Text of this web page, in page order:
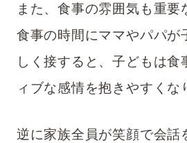
また、食事の雰囲気も重要
食事の時間にママやパパが
しく接すると、子どもは食
ィブな感情を抱きやすくな
逆に家族全員が笑顔で会話